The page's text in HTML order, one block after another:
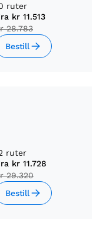
ruter
kr 11.513
28.783
Bestill
ruter
kr 11.728
29.320
Bestill